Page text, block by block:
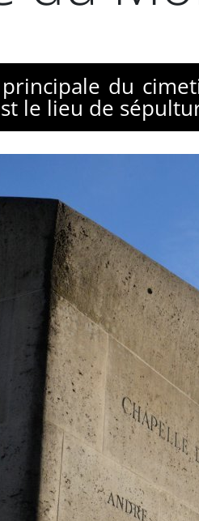
du
le lieu de